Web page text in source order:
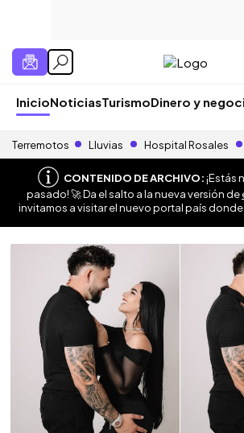
InicioNoticiasTurismoDinero y
Terremotos Lluvias Hospital Rosales
CONTENIDO DE ARCHIVO:¡Estás
pasado! 🚀 Da el salto a la nueva versión de
invitamos a visitar el nuevo portal país